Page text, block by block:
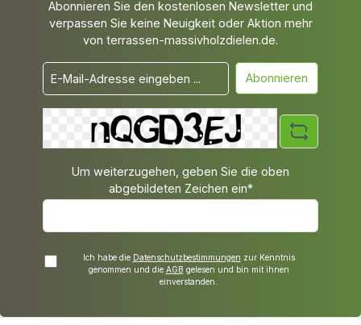
Abonnieren Sie den kostenlosen Newsletter und
verpassen Sie keine Neuigkeit oder Aktion mehr
von terrassen-massivholzdielen.de.
Abonnieren
Um weiterzugehen, geben Sie die oben
abgebildeten Zeichen ein*
Ich habe die Datenschutzbestimmungen zur Kenntnis
genommen und die AGB gelesen und bin mit ihnen
einverstanden.